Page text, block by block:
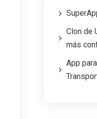
Clon de
más
App